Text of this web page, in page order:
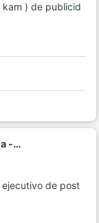
kam ) de publicid
-…
ejecutivo de post